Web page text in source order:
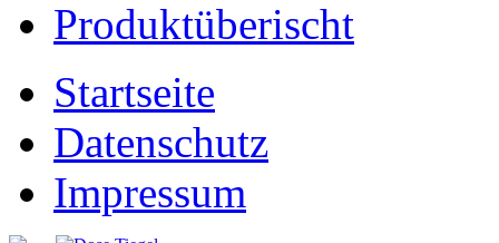
Produktüberischt
Startseite
Datenschutz
Impressum